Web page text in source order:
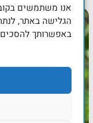
הגלישה באתר,
באפשרותך